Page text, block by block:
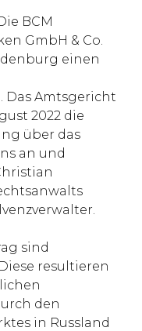
BCM
GmbH & Co.
einen
Das Amtsgericht
2022 die
über das
an und
sind
resultieren
den
in Russland